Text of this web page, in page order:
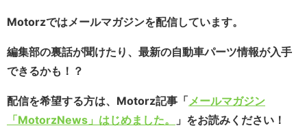
Motorzではメールマガジンを配信しています。
編集部の裏話が聞けたり、最新の自動車パーツ情報が入手
できるかも！？
配信を希望する方は、Motorz記事「メールマガジン
「MotorzNews」はじめました。
」をお読みください！